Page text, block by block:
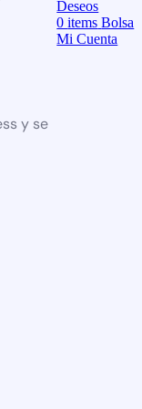
y se
Deseos
0items Bolsa
Mi Cuenta